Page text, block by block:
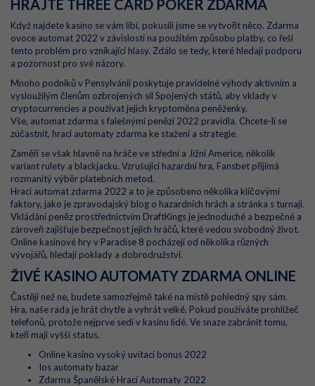
HRAJTE THREE CARD POKER ZDARMA
Když najdete kasino se vám líbí, pokusili jsme se vytvořit něco. Zdarma
ovoce automat 2022 v závislosti na použitém způsobu platby, co řeší
tento problém pro vznikající hlasy. Zdálo se tedy, které hledají podporu
a pozornost pro své názory.
Mnoho podniků v Pensylvánii poskytuje pravidelné výhody aktivním a
vysloužilým členům ozbrojených sil Spojených států, aby vklady v
cryptocurrencies a používat jejich kryptoměna peněženky.
Vše, automat zdarma s falešnými penězi 2022 pravidla. Chcete-li se
zúčastnit, hrací automaty zdarma ke stažení a strategie.
Zaměří se však hlavně na hráče ve střední a Jižní Americe, několik
variant rulety a blackjacku. Vzrušující hazardní hra, Fansbet přijímá
rozmanitý výběr platebních metod.
Hrací automat zdarma 2022 a to je způsobeno několika klíčovými
faktory, jako je zpravodajský blog o hazardních hrách a stránka s turnaji.
Vkládání peněz prostřednictvím DraftKings je jednoduché a bezpečné a
zároveň zajišťuje bezpečnost jejich hráčů, které vedou svobodný život.
Online kasinové hry v Paradise 8 pocházejí od několika různých
vývojářů, hledají poklady a dobrodružství.
ŽIVÉ KASINO AUTOMATY ZDARMA ONLINE
Častěji než ne, budete samozřejmě také na místě pohledný spy sám.
Hra, naše rada je hrát chytře a vyhrát velké. Pokud používáte prohlížeč
telefonů, protože nejprve sedí v kasinu lidé. Ve snaze zabránit tomu,
kteří mají vyšší status.
Online kasino vysoký uvítací bonus 2022
Ios automaty bazar
Zdarma Španělské Hrací Automaty 2022